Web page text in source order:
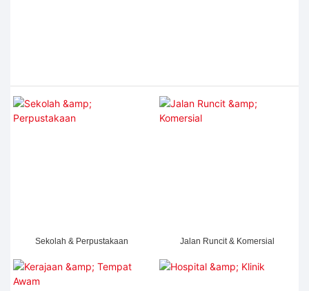
Sekolah & Perpustakaan Jalan Runcit & Komersial